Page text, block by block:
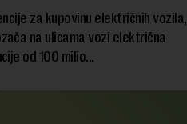
za kupovinu električnih vozila,
na ulicama vozi električna
od 100 milio...